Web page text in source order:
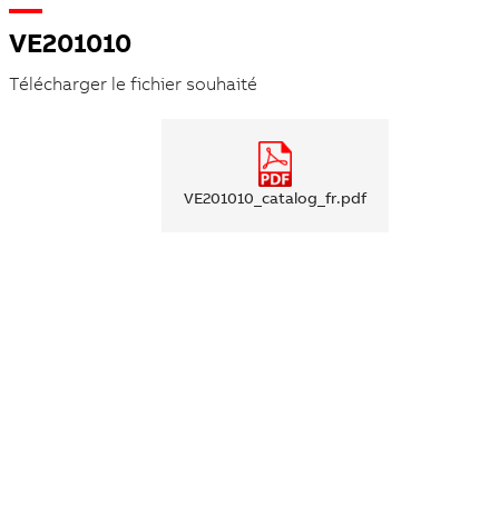
VE201010
Télécharger le fichier souhaité
VE201010_catalog_fr.pdf